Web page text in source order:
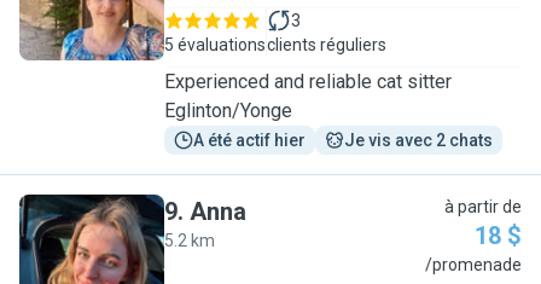
5 évaluations
3
clients réguliers
Experienced and reliable cat sitter
Eglinton/Yonge
A été actif hier Je vis avec 2 chats
A
9. Anna
5.2 km
à partir de
18 $
/promenade